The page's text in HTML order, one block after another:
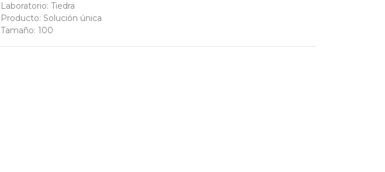
Laboratorio: Tiedra
Producto: Solución única
Tamaño: 100